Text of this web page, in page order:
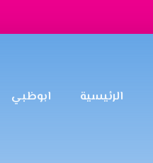
الرئيسية ابوظبي